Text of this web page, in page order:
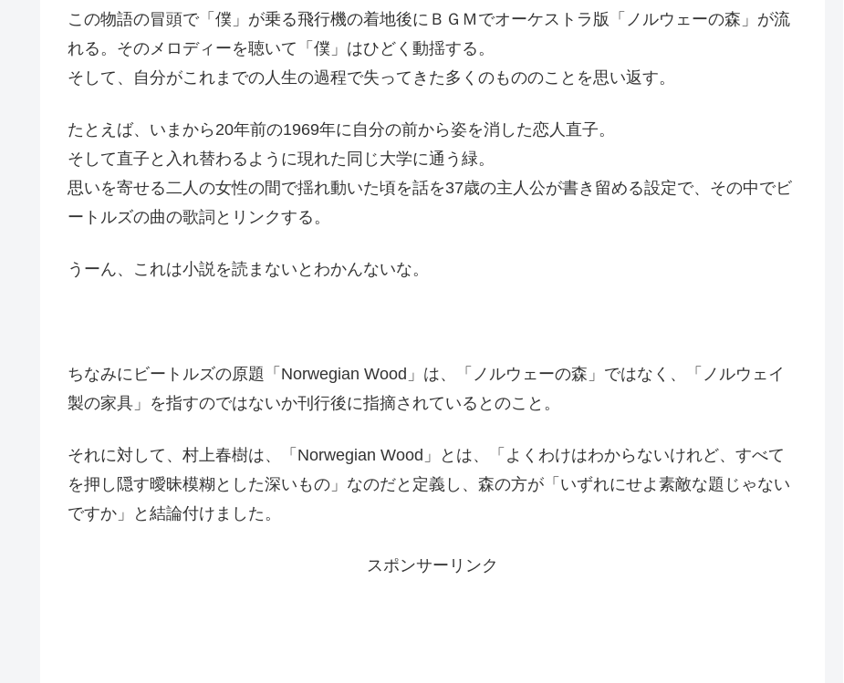
この物語の冒頭で「僕」が乗る飛行機の着地後にＢＧＭでオーケストラ版「ノルウェーの森」が流
れる。そのメロディーを聴いて「僕」はひどく動揺する。
そして、自分がこれまでの人生の過程で失ってきた多くのもののことを思い返す。
たとえば、いまから20年前の1969年に自分の前から姿を消した恋人直子。
そして直子と入れ替わるように現れた同じ大学に通う緑。
思いを寄せる二人の女性の間で揺れ動いた頃を話を37歳の主人公が書き留める設定で、その中でビ
ートルズの曲の歌詞とリンクする。
うーん、これは小説を読まないとわかんないな。
ちなみにビートルズの原題「Norwegian Wood」は、「ノルウェーの森」ではなく、「ノルウェイ
製の家具」を指すのではないか刊行後に指摘されているとのこと。
それに対して、村上春樹は、「Norwegian Wood」とは、「よくわけはわからないけれど、すべて
を押し隠す曖昧模糊とした深いもの」なのだと定義し、森の方が「いずれにせよ素敵な題じゃない
ですか」と結論付けました。
スポンサーリンク